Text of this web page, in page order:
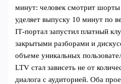
минут: человек смотрит шорты
уделяет выпуску 10 минут по
IT‑портал запустил платный
закрытыми разборами и
объеме уникальных
LTV стал зависеть не от
диалога с аудиторией. Оба